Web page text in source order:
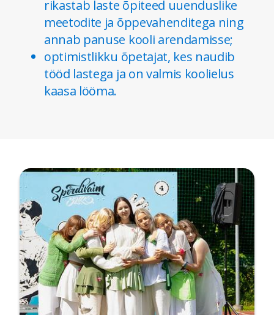
rikastab laste õpiteed uuenduslike
meetodite ja õppevahenditega ning
annab panuse kooli arendamisse;
optimistlikku õpetajat, kes naudib
tööd lastega ja on valmis koolielus
kaasa lööma.